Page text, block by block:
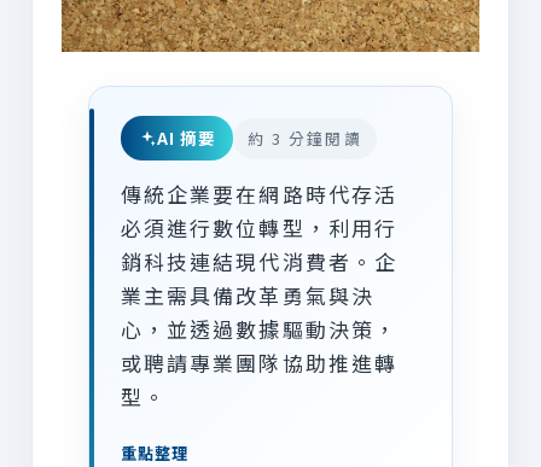
AI 摘要 約 3 分鐘閱讀
傳統企業要在網路時代存活
必須進行數位轉型，利用行
銷科技連結現代消費者。企
業主需具備改革勇氣與決
心，並透過數據驅動決策，
或聘請專業團隊協助推進轉
型。
重點整理